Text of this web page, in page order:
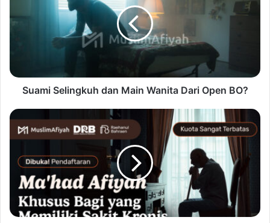
Suami Selingkuh dan Main Wanita Dari Open BO?